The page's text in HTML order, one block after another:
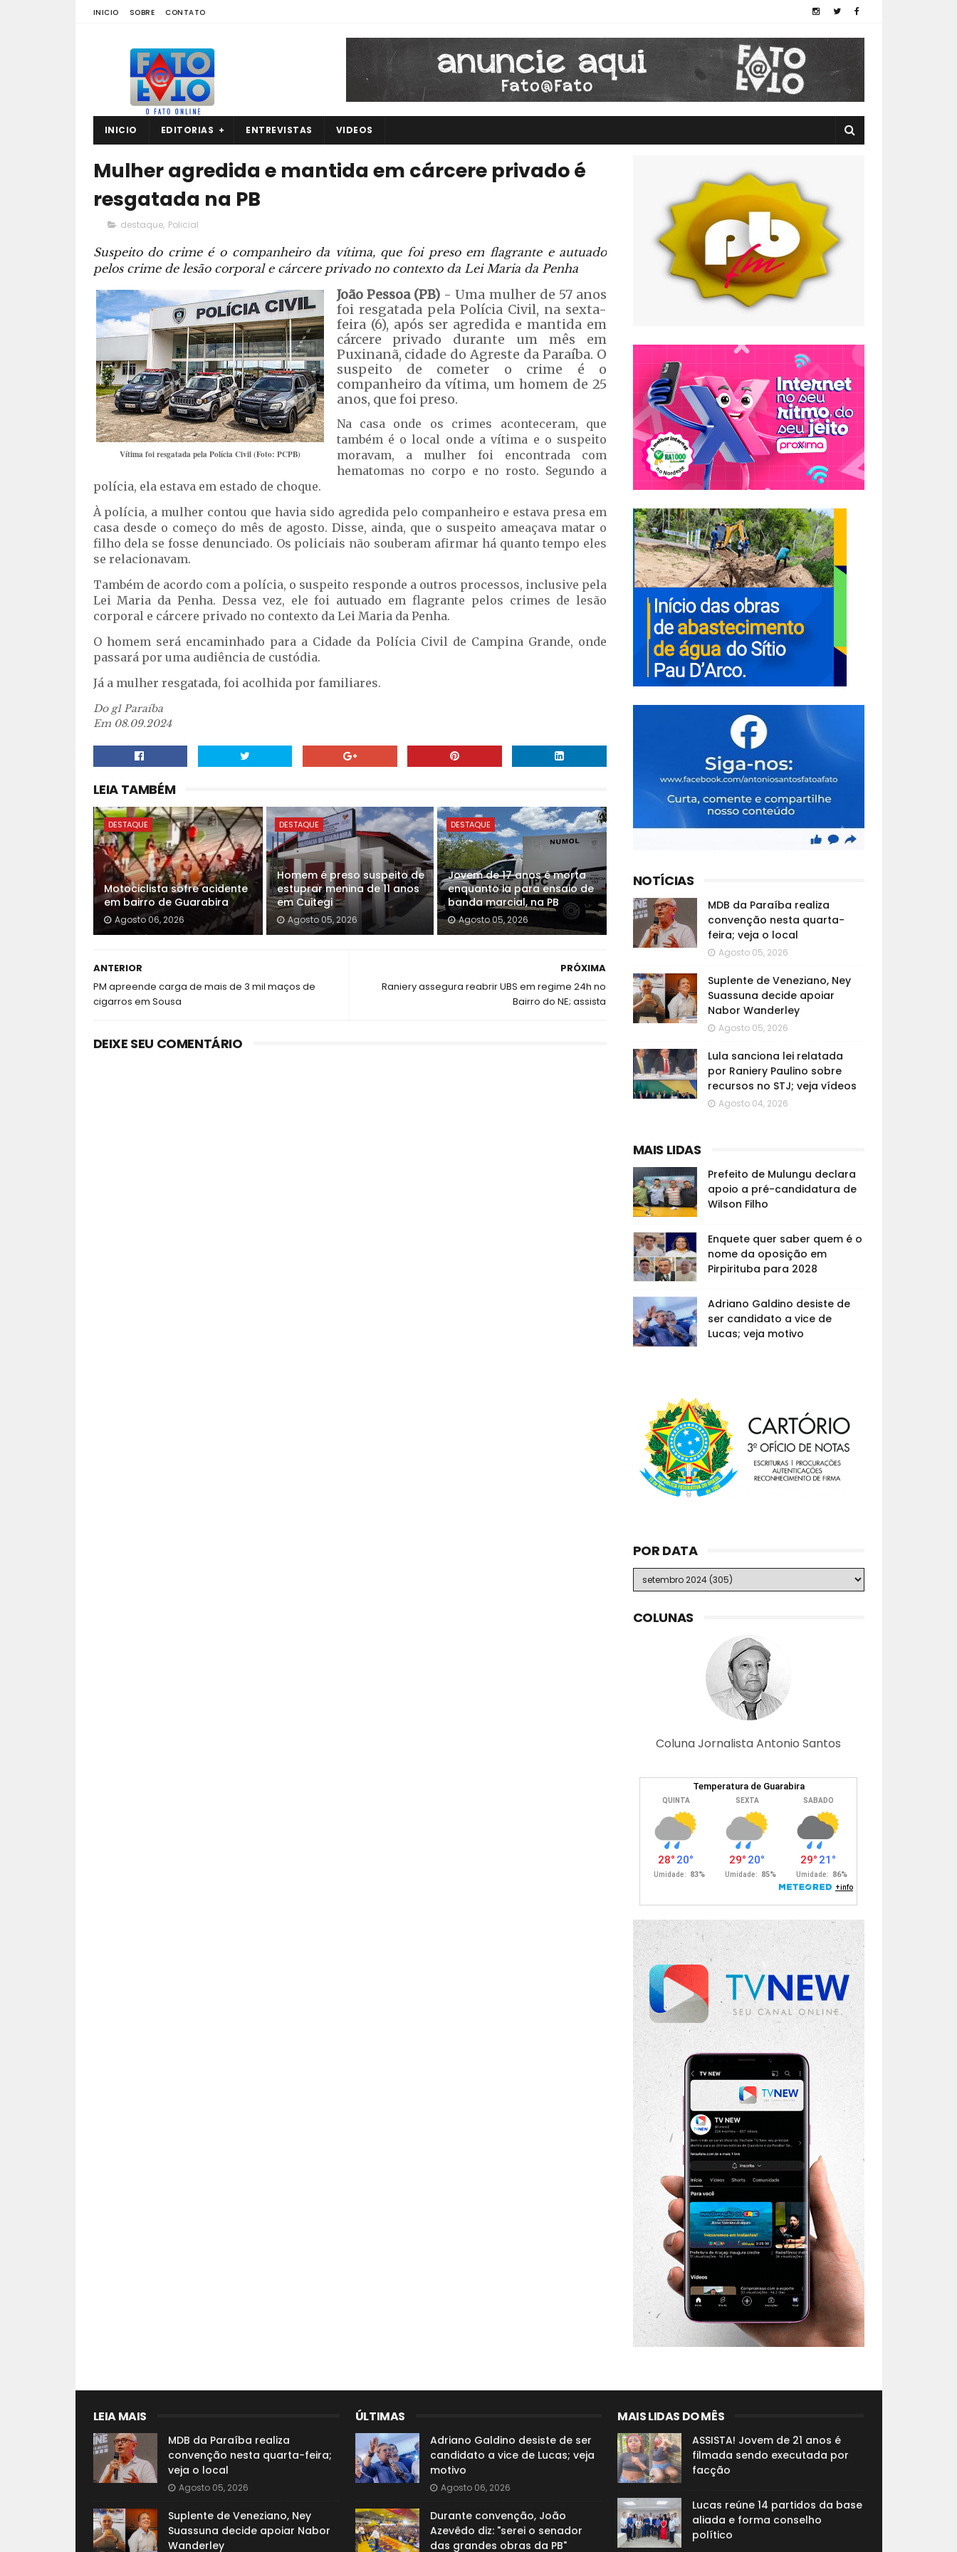
INICIO SOBRE CONTATO
INICIO EDITORIAS ENTREVISTAS VIDEOS
Mulher agredida e mantida em cárcere privado é
resgatada na PB
destaque, Policial
Suspeito do crime é o companheiro da vítima, que foi preso em flagrante e autuado
pelos crime de lesão corporal e cárcere privado no contexto da Lei Maria da Penha
Vítima foi resgatada pela Polícia Civil (Foto: PCPB)
João Pessoa (PB)- Uma mulher de 57 anos
foi resgatada pela Polícia Civil, na sexta-
feira (6), após ser agredida e mantida em
cárcere privado durante um mês em
Puxinanã, cidade do Agreste da Paraíba. O
suspeito de cometer o crime é o
companheiro da vítima, um homem de 25
anos, que foi preso.
Na casa onde os crimes aconteceram, que
também é o local onde a vítima e o suspeito
moravam, a mulher foi encontrada com
hematomas no corpo e no rosto. Segundo a
polícia, ela estava em estado de choque.
À polícia, a mulher contou que havia sido agredida pelo companheiro e estava presa em
casa desde o começo do mês de agosto. Disse, ainda, que o suspeito ameaçava matar o
filho dela se fosse denunciado. Os policiais não souberam afirmar há quanto tempo eles
se relacionavam.
Também de acordo com a polícia, o suspeito responde a outros processos, inclusive pela
Lei Maria da Penha. Dessa vez, ele foi autuado em flagrante pelos crimes de lesão
corporal e cárcere privado no contexto da Lei Maria da Penha.
O homem será encaminhado para a Cidade da Polícia Civil de Campina Grande, onde
passará por uma audiência de custódia.
Já a mulher resgatada, foi acolhida por familiares.
Do g1 Paraíba
Em 08.09.2024
LEIA TAMBÉM
DESTAQUE
Motociclista sofre acidente
em bairro de Guarabira
Agosto 06, 2026
DESTAQUE
Homem é preso suspeito de
estuprar menina de 11 anos
em Cuitegi
Agosto 05, 2026
DESTAQUE
Jovem de 17 anos é morta
enquanto ia para ensaio de
banda marcial, na PB
Agosto 05, 2026
PRÓXIMA
Raniery assegura reabrir UBS em regime 24h no
Bairro do NE; assista
ANTERIOR
PM apreende carga de mais de 3 mil maços de
cigarros em Sousa
DEIXE SEU COMENTÁRIO
NOTÍCIAS
MDB da Paraíba realiza
convenção nesta quarta-
feira; veja o local
Agosto 05, 2026
Suplente de Veneziano, Ney
Suassuna decide apoiar
Nabor Wanderley
Agosto 05, 2026
Lula sanciona lei relatada
por Raniery Paulino sobre
recursos no STJ; veja vídeos
Agosto 04, 2026
MAIS LIDAS
Prefeito de Mulungu declara
apoio a pré-candidatura de
Wilson Filho
Enquete quer saber quem é o
nome da oposição em
Pirpirituba para 2028
Adriano Galdino desiste de
ser candidato a vice de
Lucas; veja motivo
POR DATA
COLUNAS
Coluna Jornalista Antonio Santos
LEIA MAIS
MDB da Paraíba realiza
convenção nesta quarta-feira;
veja o local
Agosto 05, 2026
Suplente de Veneziano, Ney
Suassuna decide apoiar Nabor
Wanderley
ÚLTIMAS
Adriano Galdino desiste de ser
candidato a vice de Lucas; veja
motivo
Agosto 06, 2026
Durante convenção, João
Azevêdo diz: "serei o senador
das grandes obras da PB"
MAIS LIDAS DO MÊS
ASSISTA! Jovem de 21 anos é
filmada sendo executada por
facção
Lucas reúne 14 partidos da base
aliada e forma conselho
político